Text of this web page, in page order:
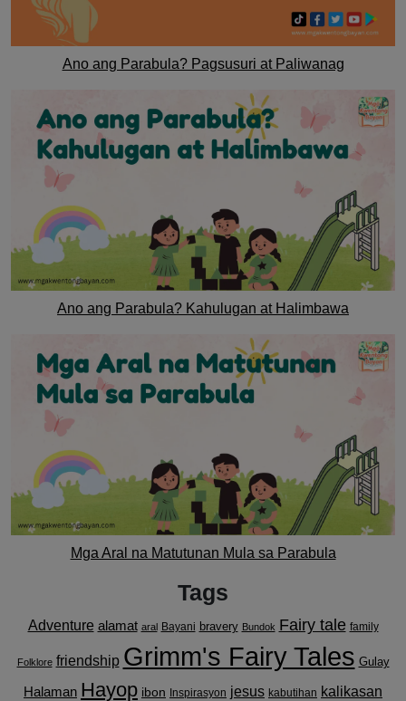
Ano ang Parabula? Pagsusuri at Paliwanag
Ano ang Parabula? Kahulugan at Halimbawa
Mga Aral na Matutunan Mula sa Parabula
Tags
Adventure alamat aral Bayani bravery Bundok Fairy tale family
Folklore friendship Grimm's Fairy Tales Gulay
Halaman Hayop ibon Inspirasyon jesus kabutihan kalikasan